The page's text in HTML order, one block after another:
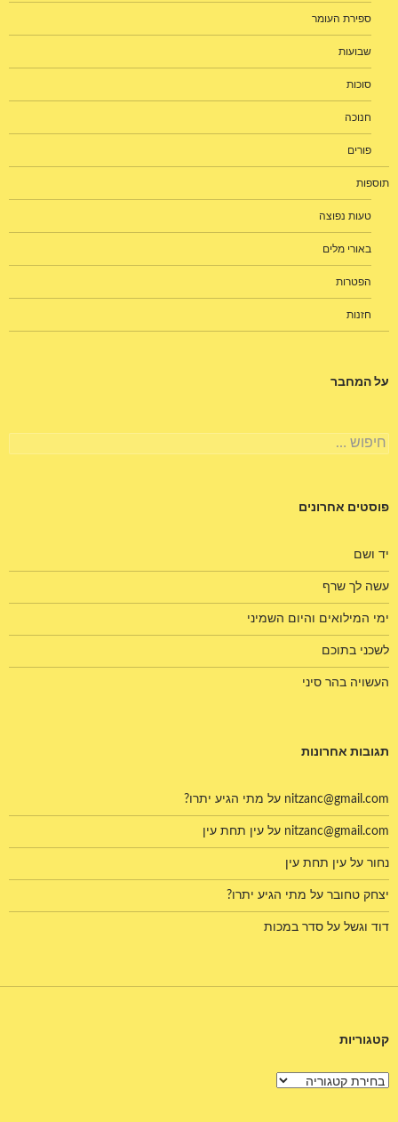
ספירת העומר
שבועות
סוכות
חנוכה
פורים
תוספות
טעות נפוצה
באורי מלים
הפטרות
חזנות
על המחבר
חיפוש:
פוסטים אחרונים
יד ושם
עשה לך שרף
ימי המילואים והיום השמיני
לשכני בתוכם
העשויה בהר סיני
תגובות אחרונות
nitzanc@gmail.com על מתי הגיע יתרו?
nitzanc@gmail.com על עין תחת עין
נחור על עין תחת עין
יצחק טחובר על מתי הגיע יתרו?
דוד וגשל על סדר במכות
קטגוריות
קטגוריות